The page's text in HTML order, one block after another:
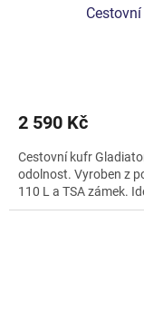
2 590 Kč
Cestovní kufr
odolnost. Vyroben z
110 L a TSA zámek.